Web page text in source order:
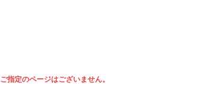
ご指定のページはございません。